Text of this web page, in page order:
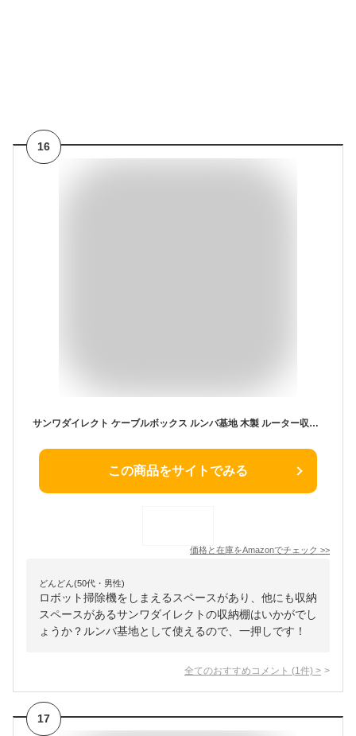
16
サンワダイレクト ケーブルボックス ルンバ基地 木製 ルーター収納 2段 高さ57.5cm ホワイト 200-CB026WM
この商品をサイトでみる
価格と在庫をAmazonでチェック >>
どんどん(50代・男性)
ロボット掃除機をしまえるスペースがあり、他にも収納
スペースがあるサンワダイレクトの収納棚はいかがでし
ょうか？ルンバ基地として使えるので、一押しです！
全てのおすすめコメント (1 件) >
17